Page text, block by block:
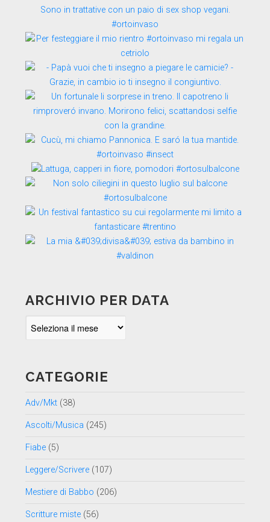
ARCHIVIO PER DATA
CATEGORIE
Adv/Mkt(38)
Ascolti/Musica (245)
Fiabe(5)
Leggere/Scrivere(107)
Mestiere di Babbo (206)
Scritture miste(56)